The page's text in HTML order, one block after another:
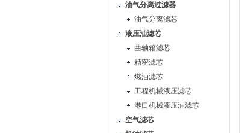
油气分离过滤器
油气分离滤芯
液压油滤芯
曲轴箱滤芯
精密滤芯
燃油滤芯
工程机械液压滤芯
港口机械液压油滤芯
空气滤芯